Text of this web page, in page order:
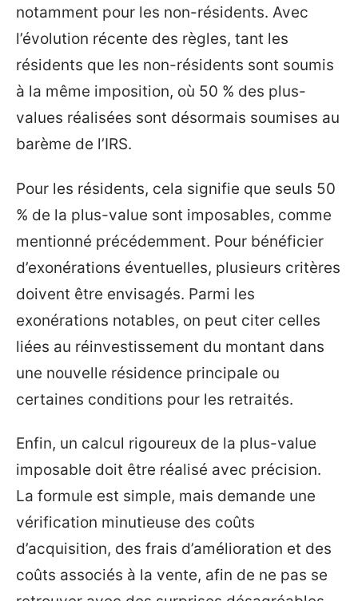
notamment pour les non-résidents. Avec
l’évolution récente des règles, tant les
résidents que les non-résidents sont soumis
à la même imposition, où 50 % des plus-
values réalisées sont désormais soumises au
barème de l’IRS.
Pour les résidents, cela signifie que seuls 50
% de la plus-value sont imposables, comme
mentionné précédemment. Pour bénéficier
d’exonérations éventuelles, plusieurs critères
doivent être envisagés. Parmi les
exonérations notables, on peut citer celles
liées au réinvestissement du montant dans
une nouvelle résidence principale ou
certaines conditions pour les retraités.
Enfin, un calcul rigoureux de la plus-value
imposable doit être réalisé avec précision.
La formule est simple, mais demande une
vérification minutieuse des coûts
d’acquisition, des frais d’amélioration et des
coûts associés à la vente, afin de ne pas se